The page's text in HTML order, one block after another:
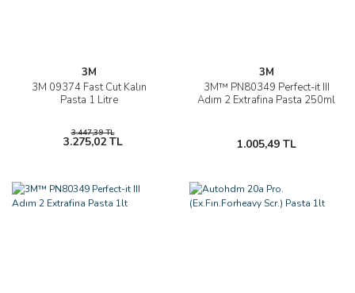
3M
3M 09374 Fast Cut Kalın
Pasta 1 Litre
3.447,39 TL
3.275,02 TL
3M
3M™ PN80349 Perfect-it III
Adım 2 Extrafina Pasta 250ml
1.005,49 TL